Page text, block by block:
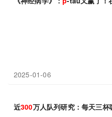
2025-01-06
近300万人队列研究：每天三